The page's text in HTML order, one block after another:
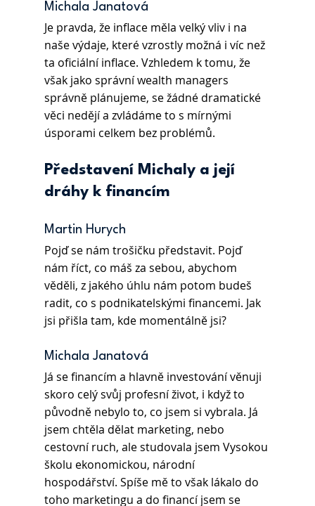
Michala Janatová
Je pravda, že inflace měla velký vliv i na
naše výdaje, které vzrostly možná i víc než
ta oficiální inflace. Vzhledem k tomu, že
však jako správní wealth managers
správně plánujeme, se žádné dramatické
věci nedějí a zvládáme to s mírnými
úsporami celkem bez problémů.
Představení Michaly a její
dráhy k financím
Martin Hurych
Pojď se nám trošičku představit. Pojď
nám říct, co máš za sebou, abychom
věděli, z jakého úhlu nám potom budeš
radit, co s podnikatelskými financemi. Jak
jsi přišla tam, kde momentálně jsi?
Michala Janatová
Já se financím a hlavně investování věnuji
skoro celý svůj profesní život, i když to
původně nebylo to, co jsem si vybrala. Já
jsem chtěla dělat marketing, nebo
cestovní ruch, ale studovala jsem Vysokou
školu ekonomickou, národní
hospodářství. Spíše mě to však lákalo do
toho marketingu a do financí jsem se